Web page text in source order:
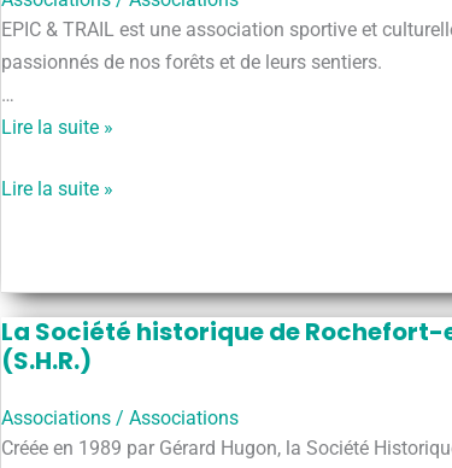
EPIC & TRAIL est une association sportive et
passionnés de nos forêts et de leurs sentiers.
…
Epic
Trail
Lire la suite »
Epic
Lire la suite »
La Société historique de
(S.H.R.)
Associations / Associations
Créée en 1989 par Gérard Hugon, la Société